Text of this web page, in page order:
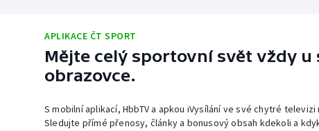
APLIKACE ČT SPORT
Mějte celý sportovní svět vždy u
obrazovce.
S mobilní aplikací, HbbTV a apkou iVysílání ve své chytré
Sledujte přímé přenosy, články a bonusový obsah kdekoli a